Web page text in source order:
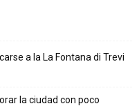
a la La Fontana di Trevi
la ciudad con poco